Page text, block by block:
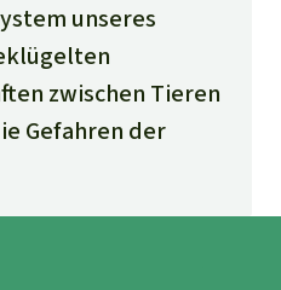
unseres
zwischen Tieren
Gefahren der